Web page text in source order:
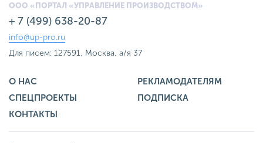
ООО «ПОРТАЛ «УПРАВЛЕНИЕ ПРОИЗВОДСТВОМ»
+ 7 (499) 638-20-87
info@up-pro.ru
Для писем: 127591, Москва, а/я 37
О НАС
РЕКЛАМОДАТЕЛЯМ
СПЕЦПРОЕКТЫ
ПОДПИСКА
КОНТАКТЫ